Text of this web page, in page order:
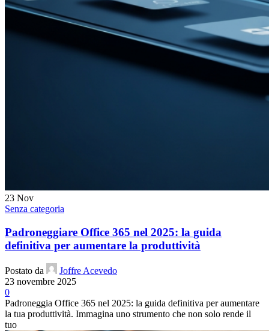
23 Nov
Senza categoria
Padroneggiare Office 365 nel 2025: la guida
definitiva per aumentare la produttività
Postato da
Joffre Acevedo
23 novembre 2025
0
Padroneggia Office 365 nel 2025: la guida definitiva per aumentare
la tua produttività. Immagina uno strumento che non solo rende il
tuo